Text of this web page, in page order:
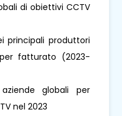
di obiettivi CCTV
principali produttori
fatturato (2023-
globali per
nel 2023